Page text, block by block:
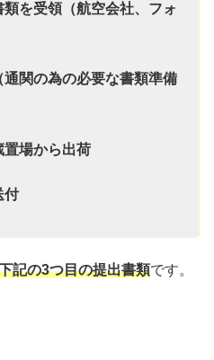
を受領（航空会社、フォ
関の為の必要な書類準備
場から出荷
付
記の3つ目の提出書類です。